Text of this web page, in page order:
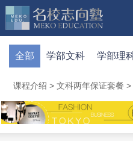
全部 学部文科 学部理
课程介绍 > 文科两年保证套餐 >